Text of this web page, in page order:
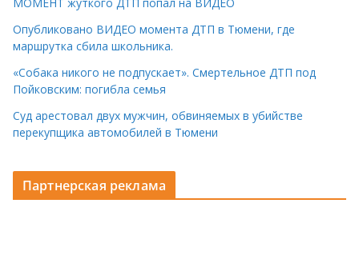
Опубликовано ВИДЕО момента ДТП в Тюмени, где
маршрутка сбила школьника.
«Собака никого не подпускает». Смертельное ДТП под
Пойковским: погибла семья
Суд арестовал двух мужчин, обвиняемых в убийстве
перекупщика автомобилей в Тюмени
Партнерская реклама